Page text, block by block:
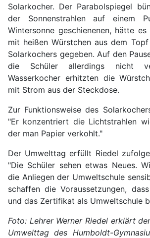
Solarkocher. Der Parabolspiegel
der Sonnenstrahlen auf einem
Wintersonne geschienenen, hätte
mit heißen Würstchen aus dem
Solarkochers gegeben. Auf den
die Schüler allerdings nicht
Wasserkocher erhitzten die
mit Strom aus der Steckdose.
Zur Funktionsweise des
"Er konzentriert die Lichtstrahlen
der man Papier verkohlt."
Der Umwelttag erfüllt Riedel
"Die Schüler sehen etwas Neues.
die Anliegen der Umweltschule
schaffen die Voraussetzungen,
und das Zertifikat als Umweltschule
Foto: Lehrer Werner Riedel erklärt
Umwelttag des Humboldt-